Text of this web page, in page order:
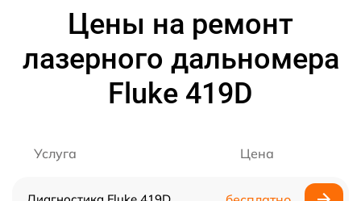
Цены на ремонт
лазерного дальномера
Fluke 419D
Услуга Цена